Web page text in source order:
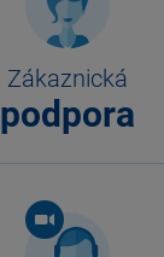
Zákaznická
podpora